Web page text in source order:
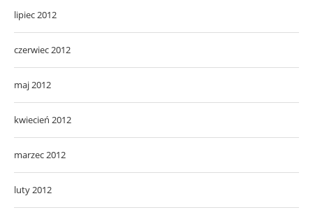
lipiec 2012
czerwiec 2012
maj 2012
kwiecień 2012
marzec 2012
luty 2012